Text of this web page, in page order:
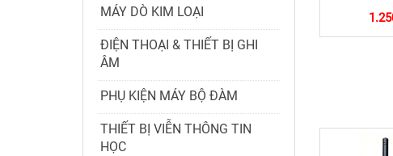
MÁY DÒ KIM LOẠI
ĐIỆN THOẠI & THIẾT BỊ GHI
ÂM
PHỤ KIỆN MÁY BỘ ĐÀM
THIẾT BỊ VIỄN THÔNG TIN
HỌC